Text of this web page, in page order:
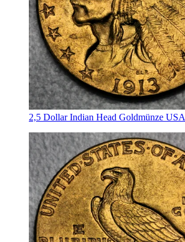
2,5 Dollar Indian Head Goldmünze USA